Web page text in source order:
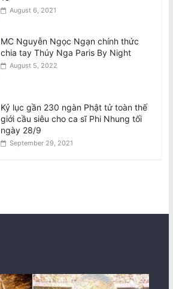
August 6, 2021
MC Nguyễn Ngọc Ngạn chính thức
chia tay Thúy Nga Paris By Night
August 5, 2022
Kỷ lục gần 230 ngàn Phật tử toàn thế
giới cầu siêu cho ca sĩ Phi Nhung tối
ngày 28/9
September 29, 2021